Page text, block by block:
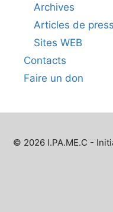
Archives
Articles de
Sites WEB
Contacts
Faire un don
© 2026 I.PA.ME.C -